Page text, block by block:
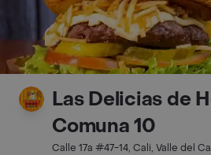
Las Delicias de
Comuna 10
Calle 17a #47-14, Cali, Valle del